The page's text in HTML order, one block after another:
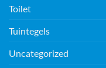
Toilet
Tuintegels
Uncategorized